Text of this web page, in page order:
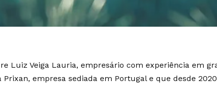
Luiz Veiga Lauria, empresário com experiência em
Prixan, empresa sediada em Portugal e que desde